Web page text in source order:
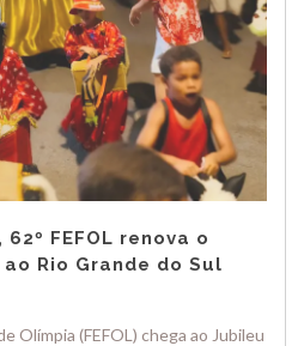
FEFOL renova o
Rio Grande do Sul
Olímpia (FEFOL) chega ao Jubileu